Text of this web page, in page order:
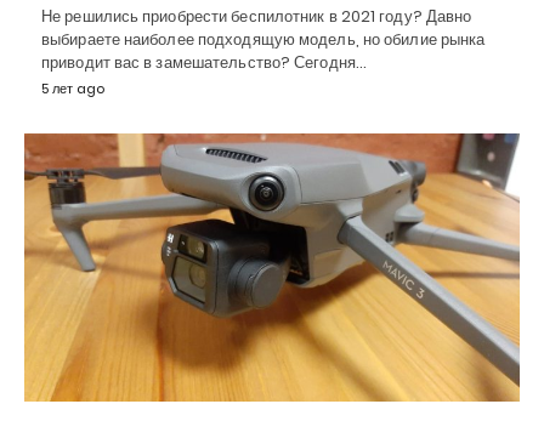
Не решились приобрести беспилотник в 2021 году? Давно
выбираете наиболее подходящую модель, но обилие рынка
приводит вас в замешательство? Сегодня…
5 лет ago